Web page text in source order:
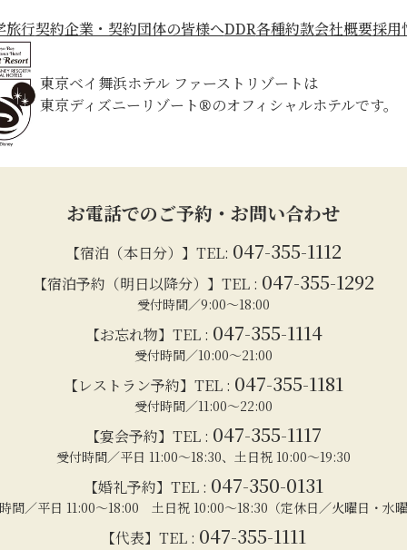
旅行契約企業・契約団体の皆様へDDR各種約款会社概要採用
東京ベイ舞浜ホテル ファーストリゾートは
東京ディズニーリゾート®のオフィシャルホテルです。
お電話でのご予約・お問い合わせ
【宿泊（本日分）】TEL: 047-355-1112
【宿泊予約（明日以降分）】TEL : 047-355-1292
受付時間／9:00～18:00
【お忘れ物】TEL : 047-355-1114
受付時間／10:00～21:00
【レストラン予約】TEL : 047-355-1181
受付時間／11:00～22:00
【宴会予約】TEL : 047-355-1117
受付時間／平日 11:00～18:30、土日祝 10:00～19:30
【婚礼予約】TEL : 047-350-0131
間／平日 11:00～18:00 土日祝 10:00～18:30（定休日／火曜日・水
【代表】TEL : 047-355-1111